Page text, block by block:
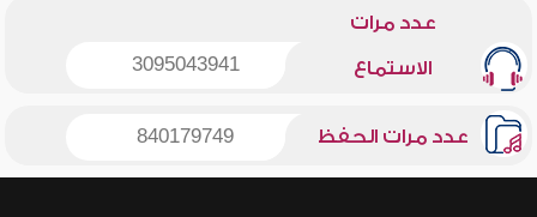
عدد مرات
الاستماع 3095043941
عدد مرات الحفظ 840179749